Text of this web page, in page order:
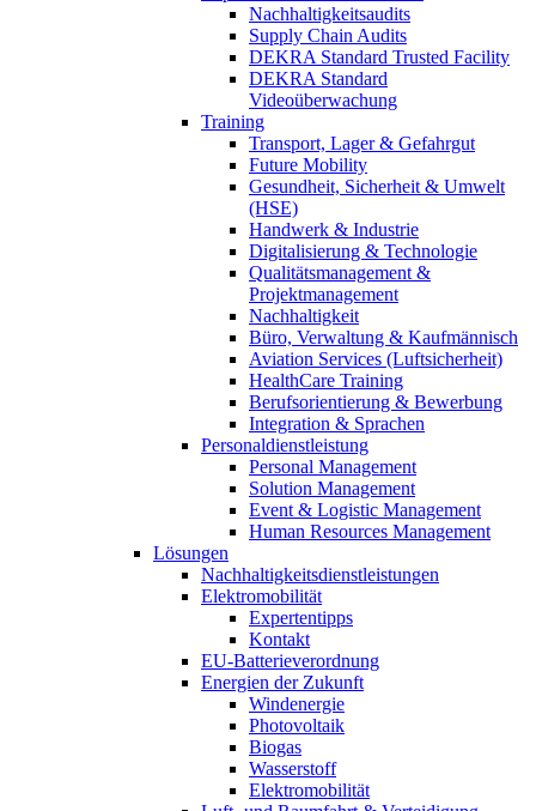
Nachhaltigkeitsaudits
Supply Chain Audits
DEKRA Standard Trusted Facility
DEKRA Standard
Videoüberwachung
Training
Transport, Lager & Gefahrgut
Future Mobility
Gesundheit, Sicherheit & Umwelt
(HSE)
Handwerk & Industrie
Digitalisierung & Technologie
Qualitätsmanagement &
Projektmanagement
Nachhaltigkeit
Büro, Verwaltung & Kaufmännisch
Aviation Services (Luftsicherheit)
HealthCare Training
Berufsorientierung & Bewerbung
Integration & Sprachen
Personaldienstleistung
Personal Management
Solution Management
Event & Logistic Management
Human Resources Management
Lösungen
Nachhaltigkeitsdienstleistungen
Elektromobilität
Expertentipps
Kontakt
EU-Batterieverordnung
Energien der Zukunft
Windenergie
Photovoltaik
Biogas
Wasserstoff
Elektromobilität